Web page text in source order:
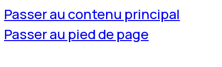
Passer au contenu principal
Passer au pied de page